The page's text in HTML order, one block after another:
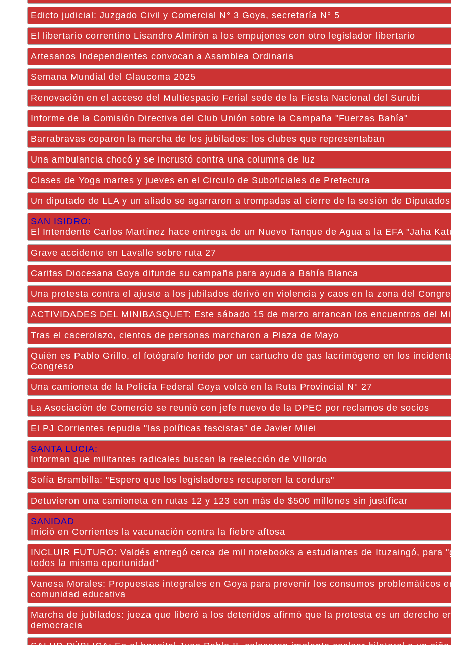
Edicto judicial: Juzgado Civil y Comercial N° 3 Goya, secretaría N° 5
El libertario correntino Lisandro Almirón a los empujones con otro legislador libertario
Artesanos Independientes convocan a Asamblea Ordinaria
Semana Mundial del Glaucoma 2025
Renovación en el acceso del Multiespacio Ferial sede de la Fiesta Nacional del Surubí
Informe de la Comisión Directiva del Club Unión sobre la Campaña "Fuerzas Bahía"
Barrabravas coparon la marcha de los jubilados: los clubes que representaban
Una ambulancia chocó y se incrustó contra una columna de luz
Clases de Yoga martes y jueves en el Circulo de Suboficiales de Prefectura
Un diputado de LLA y un aliado se agarraron a trompadas al cierre de la sesión de Diputados
SAN ISIDRO:
El Intendente Carlos Martínez hace entrega de un Nuevo Tanque de Agua a la EFA "Jaha
Grave accidente en Lavalle sobre ruta 27
Caritas Diocesana Goya difunde su campaña para ayuda a Bahía Blanca
Una protesta contra el ajuste a los jubilados derivó en violencia y caos en la zona del
ACTIVIDADES DEL MINIBASQUET: Este sábado 15 de marzo arrancan los encuentros del
Tras el cacerolazo, cientos de personas marcharon a Plaza de Mayo
Quién es Pablo Grillo, el fotógrafo herido por un cartucho de gas lacrimógeno en los
Congreso
Una camioneta de la Policía Federal Goya volcó en la Ruta Provincial N° 27
La Asociación de Comercio se reunió con jefe nuevo de la DPEC por reclamos de socios
El PJ Corrientes repudia "las políticas fascistas" de Javier Milei
SANTA LUCIA:
Informan que militantes radicales buscan la reelección de Villordo
Sofía Brambilla: "Espero que los legisladores recuperen la cordura"
Detuvieron una camioneta en rutas 12 y 123 con más de $500 millones sin justificar
SANIDAD
Inició en Corrientes la vacunación contra la fiebre aftosa
INCLUIR FUTURO: Valdés entregó cerca de mil notebooks a estudiantes de Ituzaingó, para
todos la misma oportunidad"
Vanesa Morales: Propuestas integrales en Goya para prevenir los consumos problemáticos
comunidad educativa
Marcha de jubilados: jueza que liberó a los detenidos afirmó que la protesta es un derecho
democracia